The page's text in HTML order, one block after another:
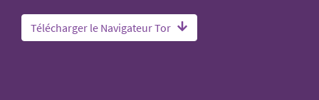
Télécharger le Navigateur Tor